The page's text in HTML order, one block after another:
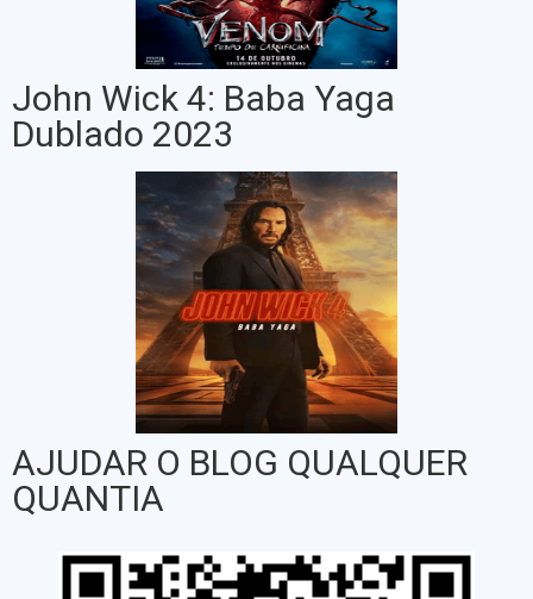
John Wick 4: Baba Yaga
Dublado 2023
AJUDAR O BLOG QUALQUER
QUANTIA